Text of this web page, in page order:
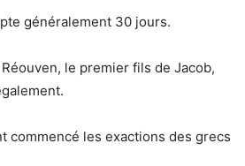
généralement 30 jours.
le premier fils de Jacob,
commencé les exactions des grecs